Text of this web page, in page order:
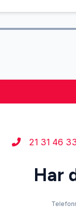
21 31 46
Har